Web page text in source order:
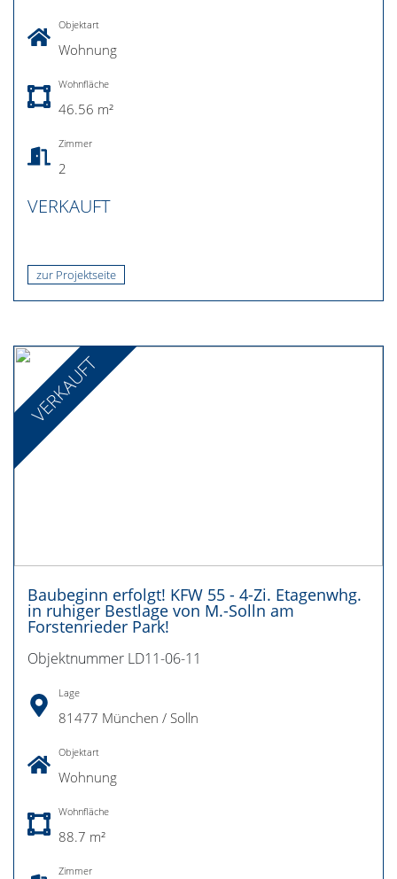
Objektart
Wohnung
Wohnfläche
46.56 m²
Zimmer
2
VERKAUFT
zur Projektseite
VERKAUFT
Baubeginn erfolgt! KFW 55 - 4-Zi. Etagenwhg.
in ruhiger Bestlage von M.-Solln am
Forstenrieder Park!
Objektnummer LD11-06-11
Lage
81477 München / Solln
Objektart
Wohnung
Wohnfläche
88.7 m²
Zimmer